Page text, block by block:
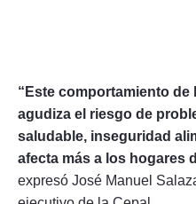
“Este comportamiento
agudiza el riesgo de
saludable, inseguridad
afecta más a los hogares
expresó José Manuel